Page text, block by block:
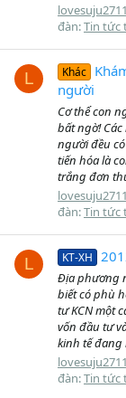
lovesuju2711
đàn:Tin tức
L Khác
người
Cơ thể con
bất ngờ!
người đều
tiến hóa là
trắng đơn
lovesuju2711
đàn:Tin tức
L KT-XH
Địa phương
biết có phù
tư KCN một
vốn đầu tư
kinh tế đang
lovesuju2711
đàn:Tin tức